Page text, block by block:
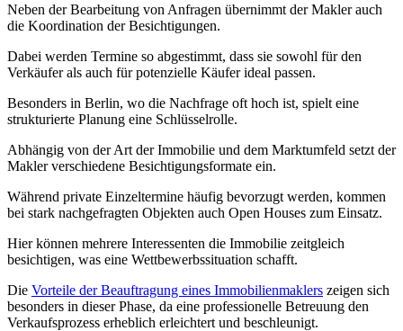
Neben der Bearbeitung von Anfragen übernimmt der Makler auch
die Koordination der Besichtigungen.
Dabei werden Termine so abgestimmt, dass sie sowohl für den
Verkäufer als auch für potenzielle Käufer ideal passen.
Besonders in Berlin, wo die Nachfrage oft hoch ist, spielt eine
strukturierte Planung eine Schlüsselrolle.
Abhängig von der Art der Immobilie und dem Marktumfeld setzt der
Makler verschiedene Besichtigungsformate ein.
Während private Einzeltermine häufig bevorzugt werden, kommen
bei stark nachgefragten Objekten auch Open Houses zum Einsatz.
Hier können mehrere Interessenten die Immobilie zeitgleich
besichtigen, was eine Wettbewerbssituation schafft.
Die Vorteile der Beauftragung eines Immobilienmaklers zeigen sich
besonders in dieser Phase, da eine professionelle Betreuung den
Verkaufsprozess erheblich erleichtert und beschleunigt.